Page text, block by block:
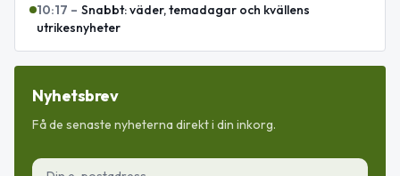
10:17 – Snabbt: väder, temadagar och kvällens
utrikesnyheter
Nyhetsbrev
Få de senaste nyheterna direkt i din inkorg.